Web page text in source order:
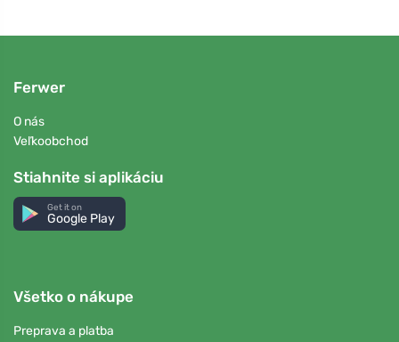
Ferwer
O nás
Veľkoobchod
Stiahnite si aplikáciu
Get it on
Google Play
Všetko o nákupe
Preprava a platba